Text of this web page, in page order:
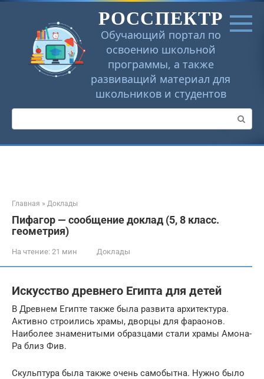
Перейти
РОССПЕКТР
Обучающий портал по
освоению школьной
программы, а также
развиващий материал для
школьников и студентов
Поиск:
Главная » Доклады
Пифагор — сообщение доклад (5, 8 класс.
геометрия)
На чтение: 21 мин Доклады
Искусство древнего Египта для детей
В Древнем Египте также была развита архитектура.
Активно строились храмы, дворцы для фараонов.
Наиболее знаменитыми образцами стали храмы Амона-
Ра близ Фив.
Скульптура была также очень самобытна. Нужно было